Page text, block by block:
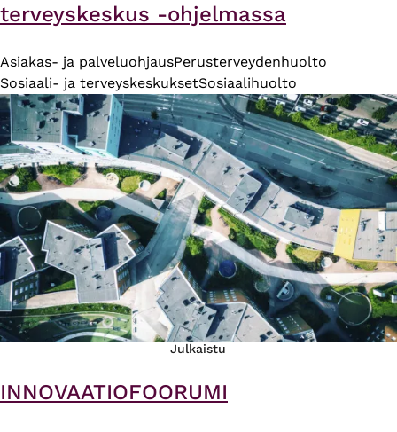
terveyskeskus -ohjelmassa
Asiakas- ja palveluohjausPerusterveydenhuolto
Sosiaali- ja terveyskeskuksetSosiaalihuolto
Julkaistu
INNOVAATIOFOORUMI